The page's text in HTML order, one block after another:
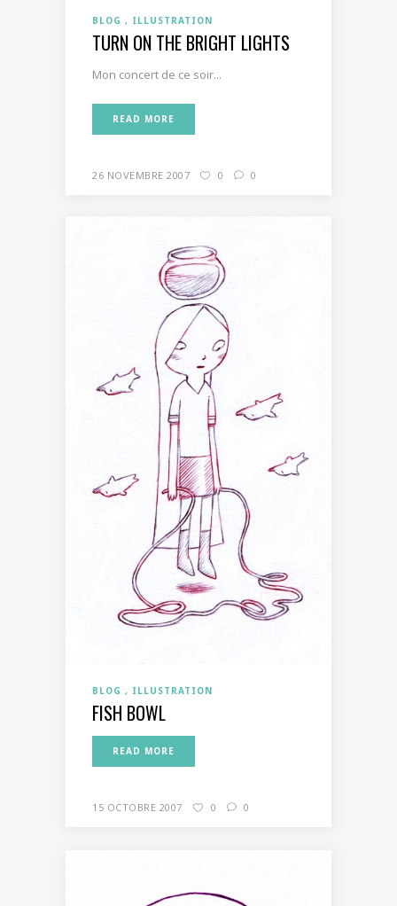
BLOG ILLUSTRATION
TURN ON THE BRIGHT LIGHTS
Mon concert de ce soir...
READ MORE
26 NOVEMBRE 2007 0 0
BLOG ILLUSTRATION
FISH BOWL
READ MORE
15 OCTOBRE 2007 0 0